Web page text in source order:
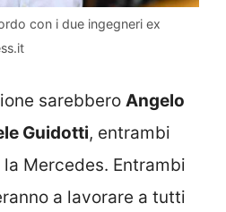
con i due ingegneri ex
sarebbero Angelo
Guidotti, entrambi
Mercedes. Entrambi
a lavorare a tutti